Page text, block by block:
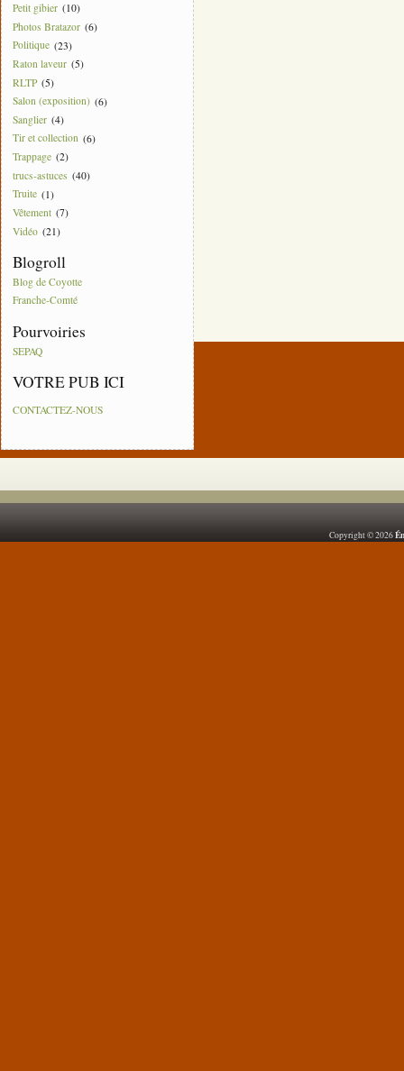
Petit gibier (10)
Photos Bratazor (6)
Politique (23)
Raton laveur (5)
RLTP (5)
Salon (exposition) (6)
Sanglier (4)
Tir et collection (6)
Trappage (2)
trucs-astuces (40)
Truite (1)
Vêtement (7)
Vidéo (21)
Blogroll
Blog de Coyotte
Franche-Comté
Pourvoiries
SEPAQ
VOTRE PUB ICI
CONTACTEZ-NOUS
Copyright © 2026